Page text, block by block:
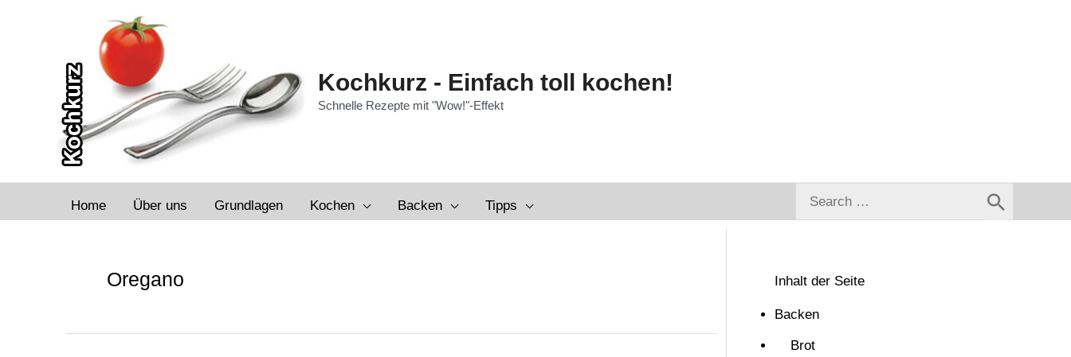
Kochkurz - Einfach toll kochen!
Schnelle Rezepte mit "Wow!"-Effekt
Home Über uns Grundlagen Kochen Backen Tipps
for:
Oregano Inhalt der Seite
Backen
Brot